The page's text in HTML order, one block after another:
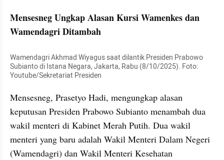
Mensesneg Ungkap Alasan Kursi Wamenkes dan
Wamendagri Ditambah
Wamendagri Akhmad Wiyagus saat dilantik Presiden Prabowo
Subianto di Istana Negara, Jakarta, Rabu (8/10/2025). Foto:
Youtube/Sekretariat Presiden
Mensesneg, Prasetyo Hadi, mengungkap alasan
keputusan Presiden Prabowo Subianto menambah dua
wakil menteri di Kabinet Merah Putih. Dua wakil
menteri yang baru adalah Wakil Menteri Dalam Negeri
(Wamendagri) dan Wakil Menteri Kesehatan